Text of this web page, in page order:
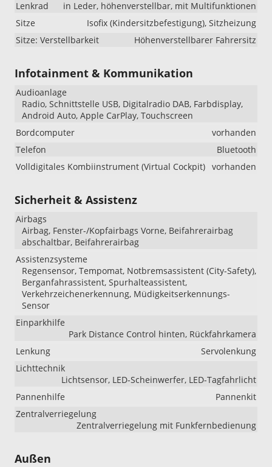
Lenkrad
in Leder, höhenverstellbar, mit Multifunktionen
Sitze
Isofix (Kindersitzbefestigung), Sitzheizung
Sitze: Verstellbarkeit
Höhenverstellbarer Fahrersitz
Infotainment & Kommunikation
Audioanlage
Radio, Schnittstelle USB, Digitalradio DAB, Farbdisplay,
Android Auto, Apple CarPlay, Touchscreen
Bordcomputer
vorhanden
Telefon
Bluetooth
Volldigitales Kombiinstrument (Virtual Cockpit) vorhanden
Sicherheit & Assistenz
Airbags
Airbag, Fenster-/Kopfairbags Vorne, Beifahrerairbag
abschaltbar, Beifahrerairbag
Assistenzsysteme
Regensensor, Tempomat, Notbremsassistent (City-Safety),
Berganfahrassistent, Spurhalteassistent,
Verkehrzeichenerkennung, Müdigkeitserkennungs-
Sensor
Einparkhilfe
Park Distance Control hinten, Rückfahrkamera
Lenkung
Servolenkung
Lichttechnik
Lichtsensor, LED-Scheinwerfer, LED-Tagfahrlicht
Pannenhilfe
Pannenkit
Zentralverriegelung
Zentralverriegelung mit Funkfernbedienung
Außen